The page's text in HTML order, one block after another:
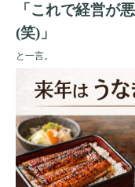
「これで経営が
(笑)」
と一言。